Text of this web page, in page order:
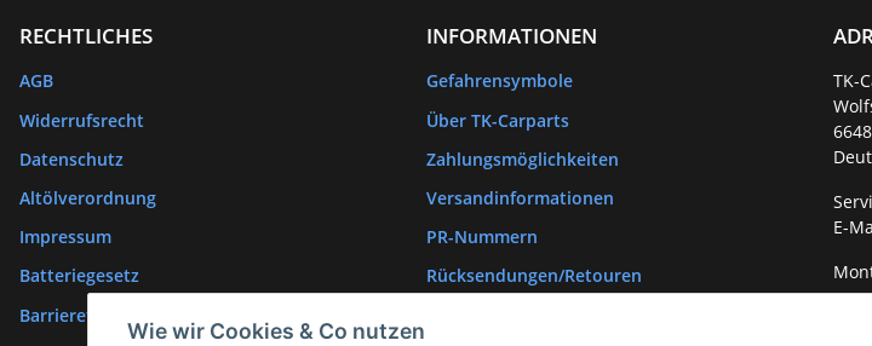
Wie wir Cookies & Co nutzen
RECHTLICHES
AGB
Widerrufsrecht
Datenschutz
Altölverordnung
Impressum
Batteriegesetz
Barrierefreiheitserklärung
INFORMATIONEN
Gefahrensymbole
Über TK-Carparts
Zahlungsmöglichkeiten
Versandinformationen
PR-Nummern
Rücksendungen/Retouren
TK-
E-